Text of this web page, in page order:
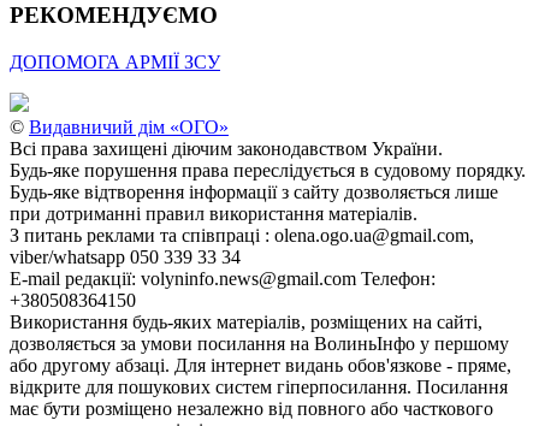
РЕКОМЕНДУЄМО
ДОПОМОГА АРМІЇ ЗСУ
© Видавничий дім «ОГО»
Всі права захищені діючим законодавством України.
Будь-яке порушення права переслідується в судовому порядку.
Будь-яке відтворення інформації з сайту дозволяється лише
при дотриманні правил використання матеріалів.
З питань реклами та співпраці : olena.ogo.ua@gmail.com,
viber/whatsapp 050 339 33 34
E-mail редакції: volyninfo.news@gmail.com Телефон:
+380508364150
Використання будь-яких матеріалів, розміщених на сайті,
дозволяється за умови посилання на ВолиньІнфо у першому
або другому абзаці. Для інтернет видань обов'язкове - пряме,
відкрите для пошукових систем гіперпосилання. Посилання
має бути розміщено незалежно від повного або часткового